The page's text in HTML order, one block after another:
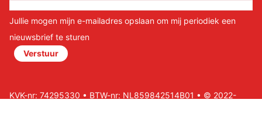
Jullie mogen mijn e-mailadres opslaan om mij periodiek een
nieuwsbrief te sturen
Verstuur
KVK-nr: 74295330 • BTW-nr: NL859842514B01 • © 2022-